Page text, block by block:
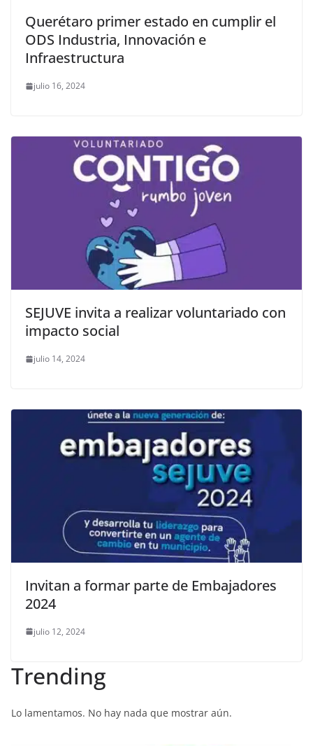
Querétaro primer estado en cumplir el
ODS Industria, Innovación e
Infraestructura
julio 16, 2024
SEJUVE invita a realizar voluntariado con
impacto social
julio 14, 2024
Invitan a formar parte de Embajadores
2024
julio 12, 2024
Trending
Lo lamentamos. No hay nada que mostrar aún.